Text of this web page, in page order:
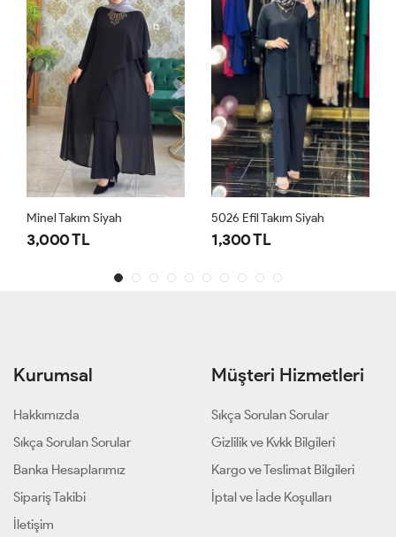
Minel Takım Siyah
3,000 TL
5026 Efil Takım Siyah
1,300 TL
Kurumsal
Hakkımızda
Sıkça Sorulan Sorular
Banka Hesaplarımız
Sipariş Takibi
İletişim
Müşteri Hizmetleri
Sıkça Sorulan Sorular
Gizlilik ve Kvkk Bilgileri
Kargo ve Teslimat Bilgileri
İptal ve İade Koşulları